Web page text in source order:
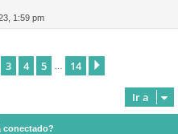
1:59 pm
de 14
3 4 5 14
Ir a
conectado?